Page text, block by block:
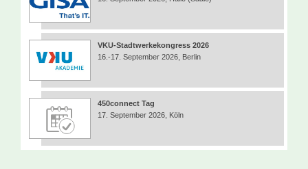
VKU-Stadtwerkekongress 2026
16.-17. September 2026, Berlin
450connect Tag
17. September 2026, Köln